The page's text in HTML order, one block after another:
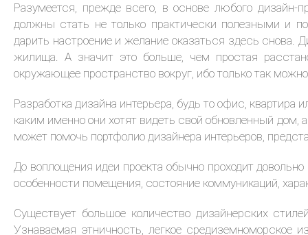
Разумеется, прежде всего, в основе любого дизайн-
должны стать не только практически полезными и
дарить настроение и желание оказаться здесь снова.
жилища. А значит это больше, чем простая
окружающее пространство вокруг, ибо только так
Разработка дизайна интерьера, будь то офис,
каким именно они хотят видеть свой обновленный
может помочь портфолио дизайнера интерьеров,
До воплощения идеи проекта обычно проходит
особенности помещения, состояние коммуникаций,
Существует большое количество дизайнерских
Узнаваемая этничность, легкое средиземноморское